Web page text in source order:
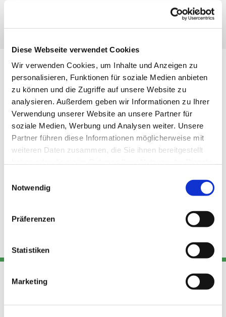
Diese Webseite verwendet Cookies
Wir verwenden Cookies, um Inhalte und Anzeigen zu
personalisieren, Funktionen für soziale Medien anbieten
zu können und die Zugriffe auf unsere Website zu
analysieren. Außerdem geben wir Informationen zu Ihrer
Verwendung unserer Website an unsere Partner für
soziale Medien, Werbung und Analysen weiter. Unsere
Partner führen diese Informationen möglicherweise mit
weiteren Daten zusammen, die Sie ihnen bereitgestellt
Notwendig
Präferenzen
Statistiken
Marketing
Ss. Corpus Christi, Kirche, Conrad-Blenkle-
Adresse
Kont
Links